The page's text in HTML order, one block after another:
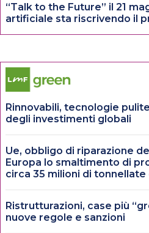
“Talk to the Future” il 21
artificiale sta riscrivendo il
Rinnovabili, tecnologie
degli investimenti globali
Ue, obbligo di riparazione
Europa lo smaltimento di
circa 35 milioni di
Ristrutturazioni, case più
nuove regole e sanzioni